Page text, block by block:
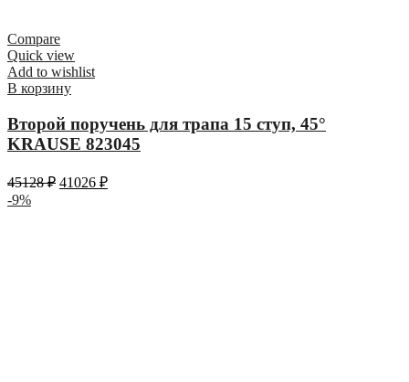
Compare
Quick view
Add to wishlist
В корзину
Второй поручень для трапа 15 ступ, 45°
KRAUSE 823045
45128₽ 41026 ₽
-9%